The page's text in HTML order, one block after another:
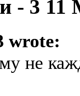
- 3 11
wrote:
не